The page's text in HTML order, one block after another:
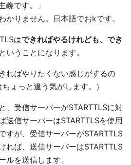
義です。」
かりません。日本語でおkです。
はできればやるけれども、でき
ということになります。
ればやりたくない感じがするの
ょっと違う気がします。）
、受信サーバーがSTARTTLSに対
送信サーバーはSTARTTLSを使用
すが、受信サーバーがSTARTTLS
れば、送信サーバーはSTARTTLS
ルを送信します。